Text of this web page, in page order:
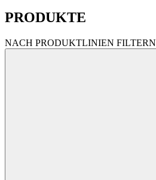
PRODUKTE
NACH PRODUKTLINIEN FILTERN